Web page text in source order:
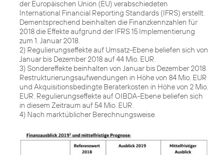
der Europäischen Union (EU) verabschiedeten
International Financial Reporting Standards (IFRS) erstellt.
Dementsprechend beinhalten die Finanzkennzahlen für
2018 die Effekte aufgrund der IFRS 15 Implementierung
zum 1. Januar 2018.
2) Regulierungseffekte auf Umsatz-Ebene beliefen sich von
Januar bis Dezember 2018 auf 44 Mio. EUR.
3) Sondereffekte beinhalten von Januar bis Dezember 2018
Restrukturierungsaufwendungen in Höhe von 84 Mio. EUR
und Akquisitionsbedingte Beraterkosten in Höhe von 2 Mio.
EUR. Regulierungseffekte auf OIBDA-Ebene beliefen sich
in diesem Zeitraum auf 54 Mio. EUR.
4) Nach marktüblicher Berechnungsweise.